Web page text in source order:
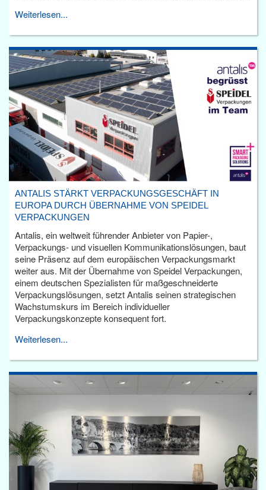
Weiterlesen...
ANTALIS STÄRKT VERPACKUNGSGESCHÄFT IN
EUROPA DURCH ÜBERNAHME VON SPEIDEL
VERPACKUNGEN
Antalis, ein weltweit führender Anbieter von Papier-,
Verpackungs- und visuellen Kommunikationslösungen, baut
seine Präsenz auf dem europäischen Verpackungsmarkt
weiter aus. Mit der Übernahme von Speidel Verpackungen,
einem deutschen Spezialisten für maßgeschneiderte
Verpackungslösungen, setzt Antalis seinen strategischen
Wachstumskurs im Bereich individueller
Verpackungskonzepte konsequent fort.
Weiterlesen...